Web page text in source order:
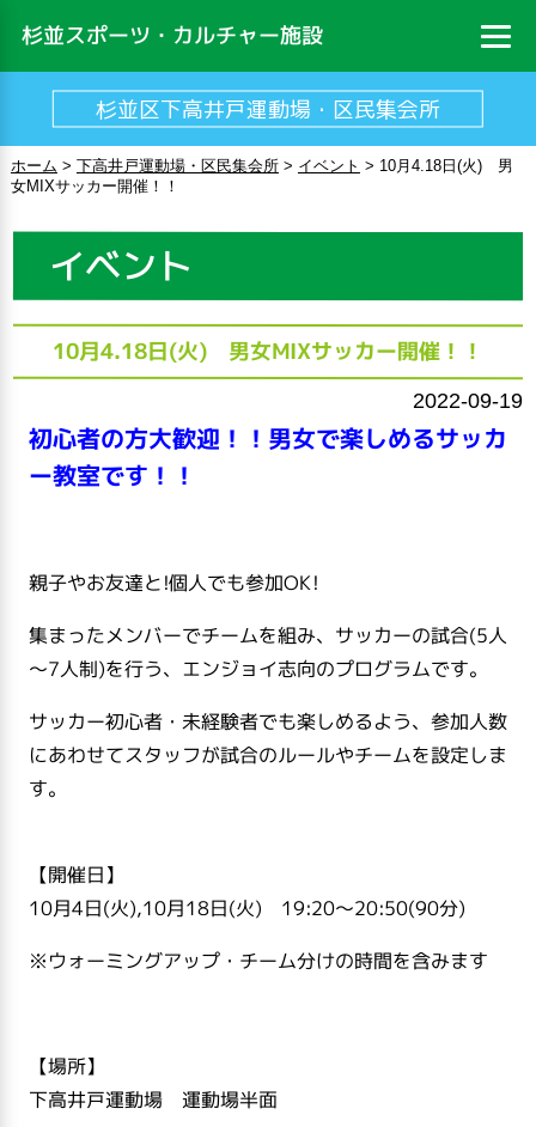
杉並スポーツ・カルチャー施設
杉並区下高井戸運動場・区民集会所
ホーム > 下高井戸運動場・区民集会所> イベント > 10月4.18日(火) 男
女MIXサッカー開催！！
イベント
10月4.18日(火) 男女MIXサッカー開催！！
2022-09-19
初心者の方大歓迎！！男女で楽しめるサッカ
ー教室です！！
親子やお友達と!個人でも参加OK!
集まったメンバーでチームを組み、サッカーの試合(5人
～7人制)を行う、エンジョイ志向のプログラムです。
サッカー初心者・未経験者でも楽しめるよう、参加人数
にあわせてスタッフが試合のルールやチームを設定しま
す。
【開催日】
10月4日(火),10月18日(火) 19:20～20:50(90分)
※ウォーミングアップ・チーム分けの時間を含みます
【場所】
下高井戸運動場 運動場半面